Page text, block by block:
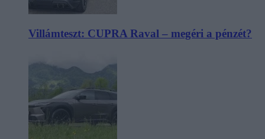
Villámteszt: CUPRA Raval – megéri a pénzét?